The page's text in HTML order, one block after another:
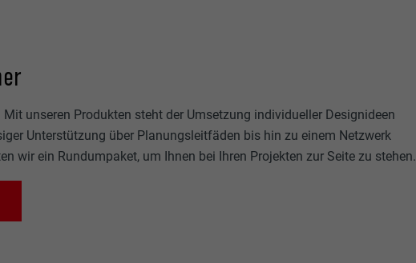
unseren Produkten steht der Umsetzung individueller Designideen
Unterstützung über Planungsleitfäden bis hin zu einem Netzwerk
wir ein Rundumpaket, um Ihnen bei Ihren Projekten zur Seite zu stehen.